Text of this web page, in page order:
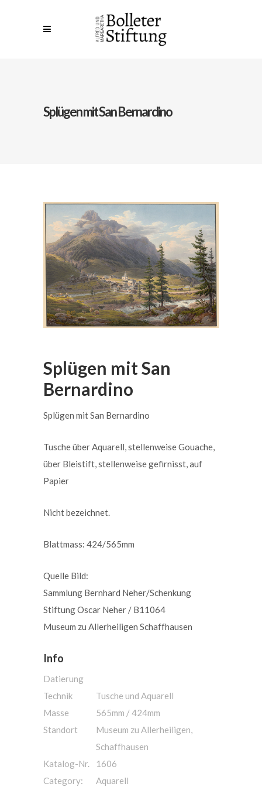
Splügen mit San Bernardino
Splügen mit San
Bernardino
Splügen mit San Bernardino
Tusche über Aquarell, stellenweise Gouache,
über Bleistift, stellenweise gefirnisst, auf
Papier
Nicht bezeichnet.
Blattmass: 424/565mm
Quelle Bild:
Sammlung Bernhard Neher/Schenkung
Stiftung Oscar Neher / B11064
Museum zu Allerheiligen Schaffhausen
Info
Datierung
Technik
Tusche und Aquarell
Masse
565mm / 424mm
Standort
Museum zu Allerheiligen,
Schaffhausen
Katalog-Nr.
1606
Category:
Aquarell